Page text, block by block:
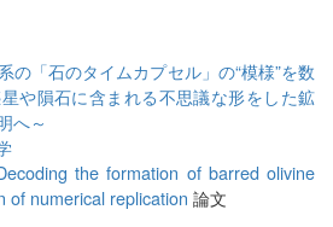
の「石のタイムカプセル」の“模様”を数
や隕石に含まれる不思議な形をした鉱
へ～
the formation of barred olivine
of numerical replication 論文